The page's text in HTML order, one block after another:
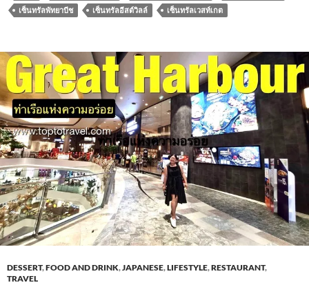
b
o
k
er
s
p
p
e
เซ็นทรัลพัทยาบีช
เซ็นทรัลอีสต์วิลล์ เซ็นทรัลเวสท์เกต
DESSERT,FOOD AND DRINK,JAPANESE,LIFESTYLE,RESTAURANT,
TRAVEL